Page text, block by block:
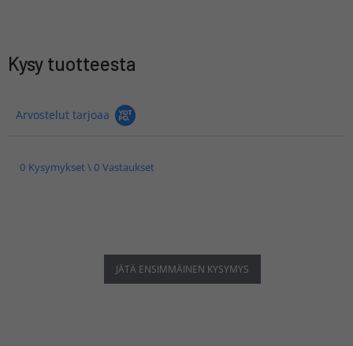
Kysy tuotteesta
Arvostelut tarjoaa
0 Kysymykset \ 0 Vastaukset
JÄTÄ ENSIMMÄINEN KYSYMYS